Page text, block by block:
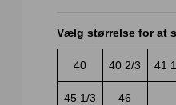
Vælg størrelse for at
40 40 2/3 41
45 1/3 46